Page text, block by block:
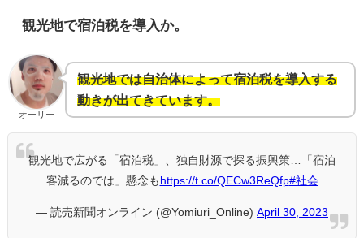
観光地で宿泊税を導入か。
オーリー
観光地では自治体によって宿泊税を導入する
動きが出てきています。
観光地で広がる「宿泊税」、独自財源で探る振興策…「宿泊
客減るのでは」懸念も https://t.co/QECw3ReQfp#社会
— 読売新聞オンライン (@Yomiuri_Online) April 30, 2023